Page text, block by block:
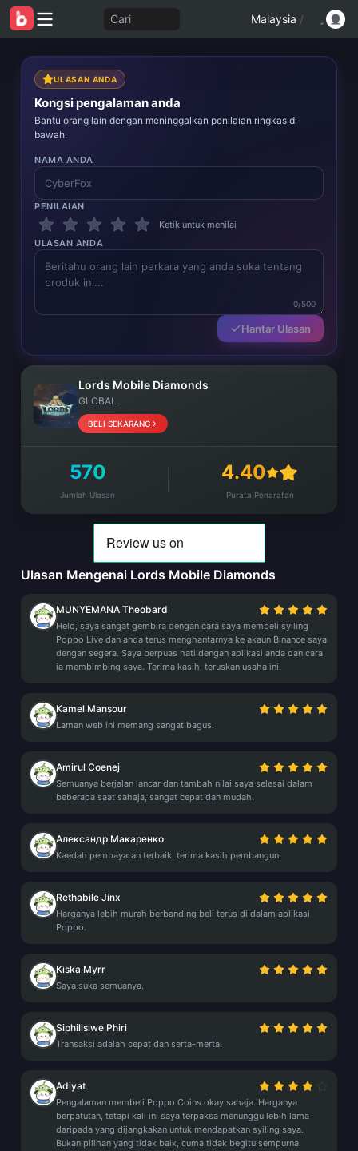
Cari Malaysia /
ULASAN ANDA
Kongsi pengalaman anda
Bantu orang lain dengan meninggalkan penilaian ringkas di
bawah.
NAMA ANDA
PENILAIAN
Ketik untuk menilai
ULASAN ANDA
0/500
Hantar Ulasan
Lords Mobile Diamonds
GLOBAL
BELI SEKARANG
570
Jumlah Ulasan
4.40
Purata Penarafan
Ulasan Mengenai Lords Mobile Diamonds
MUNYEMANA Theobard
Helo, saya sangat gembira dengan cara saya membeli syiling
Poppo Live dan anda terus menghantarnya ke akaun Binance saya
dengan segera. Saya berpuas hati dengan aplikasi anda dan cara
ia membimbing saya. Terima kasih, teruskan usaha ini.
Kamel Mansour
Laman web ini memang sangat bagus.
Amirul Coenej
Semuanya berjalan lancar dan tambah nilai saya selesai dalam
beberapa saat sahaja, sangat cepat dan mudah!
Александр Макаренко
Kaedah pembayaran terbaik, terima kasih pembangun.
Rethabile Jinx
Harganya lebih murah berbanding beli terus di dalam aplikasi
Poppo.
Kiska Myrr
Saya suka semuanya.
Siphilisiwe Phiri
Transaksi adalah cepat dan serta-merta.
Adiyat
Pengalaman membeli Poppo Coins okay sahaja. Harganya
berpatutan, tetapi kali ini saya terpaksa menunggu lebih lama
daripada yang dijangkakan untuk mendapatkan syiling saya.
Bukan pilihan yang tidak baik, cuma tidak begitu sempurna.